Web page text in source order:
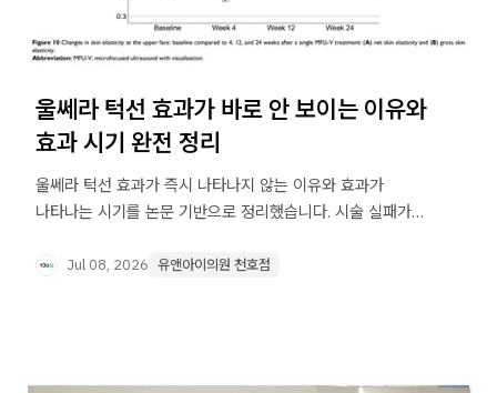
울쎄라 턱선 효과가 바로 안 보이는 이유와
효과 시기 완전 정리
울쎄라 턱선 효과가 즉시 나타나지 않는 이유와 효과가
나타나는 시기를 논문 기반으로 정리했습니다. 시술 실패가
Jul 08, 2026 유앤아이의원 천호점